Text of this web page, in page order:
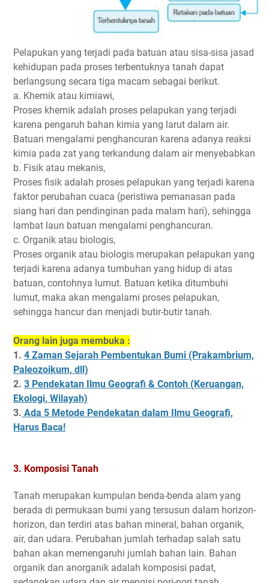
Pelapukan yang terjadi pada batuan atau sisa-sisa jasad
kehidupan pada proses terbentuknya tanah dapat
berlangsung secara tiga macam sebagai berikut.
a. Khemik atau kimiawi,
Proses khemik adalah proses pelapukan yang terjadi
karena pengaruh bahan kimia yang larut dalam air.
Batuan mengalami penghancuran karena adanya reaksi
kimia pada zat yang terkandung dalam air menyebabkan
b. Fisik atau mekanis,
Proses fisik adalah proses pelapukan yang terjadi karena
faktor perubahan cuaca (peristiwa pemanasan pada
siang hari dan pendinginan pada malam hari), sehingga
lambat laun batuan mengalami penghancuran.
c. Organik atau biologis,
Proses organik atau biologis merupakan pelapukan yang
terjadi karena adanya tumbuhan yang hidup di atas
batuan, contohnya lumut. Batuan ketika ditumbuhi
lumut, maka akan mengalami proses pelapukan,
sehingga hancur dan menjadi butir-butir tanah.
Orang lain juga membuka :
1. 4 Zaman Sejarah Pembentukan Bumi (Prakambrium,
Paleozoikum, dll)
2. 3 Pendekatan Ilmu Geografi & Contoh (Keruangan,
Ekologi, Wilayah)
3. Ada 5 Metode Pendekatan dalam Ilmu Geografi,
Harus Baca!
3. Komposisi Tanah
Tanah merupakan kumpulan benda-benda alam yang
berada di permukaan bumi yang tersusun dalam horizon-
horizon, dan terdiri atas bahan mineral, bahan organik,
air, dan udara. Perubahan jumlah terhadap salah satu
bahan akan memengaruhi jumlah bahan lain. Bahan
organik dan anorganik adalah komposisi padat,